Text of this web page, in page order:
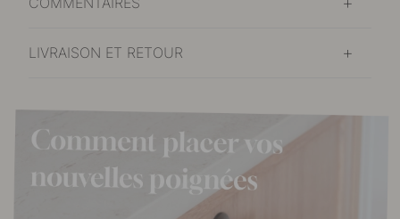
LIVRAISON ET RETOUR